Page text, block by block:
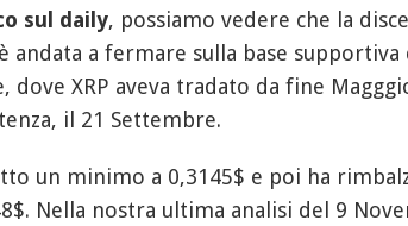
sul daily, possiamo vedere che la
andata a fermare sulla base supportiva
dove XRP aveva tradato da fine
il 21 Settembre.
un minimo a 0,3145$ e poi ha
Nella nostra ultima analisi del 9